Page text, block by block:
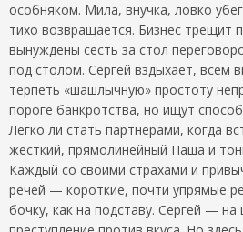
особняком. Мила, внучка, ловко
тихо возвращается. Бизнес трещит
вынуждены сесть за стол
под столом. Сергей вздыхает, всем
терпеть «шашлычную» простоту
пороге банкротства, но ищут
Легко ли стать партнёрами, когда
жесткий, прямолинейный Паша и
Каждый со своими страхами и
речей — короткие, почти упрямые
бочку, как на подставу. Сергей — на